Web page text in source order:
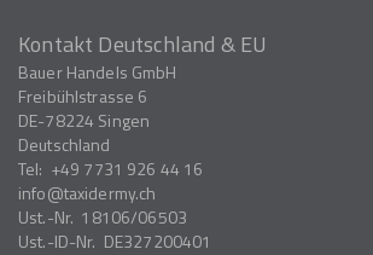
Kontakt Deutschland & EU
Bauer Handels GmbH
Freibühlstrasse 6
DE-78224 Singen
Deutschland
Tel: +49 7731 926 44 16
info
taxidermy.ch
Ust.-Nr. 18106/06503
Ust.-ID-Nr. DE327200401